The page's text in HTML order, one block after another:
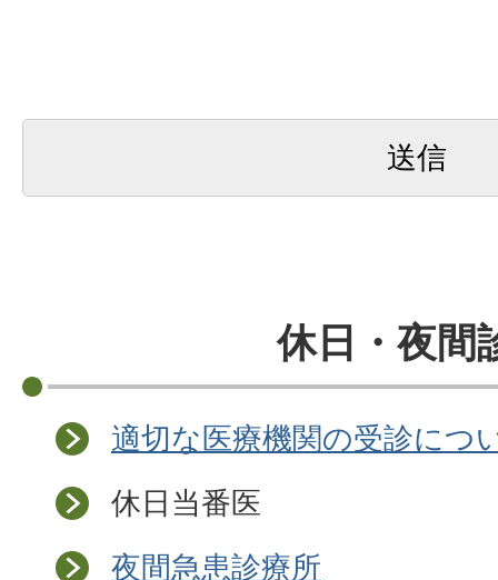
休日・夜間
適切な医療機関の受診につ
休日当番医
夜間急患診療所